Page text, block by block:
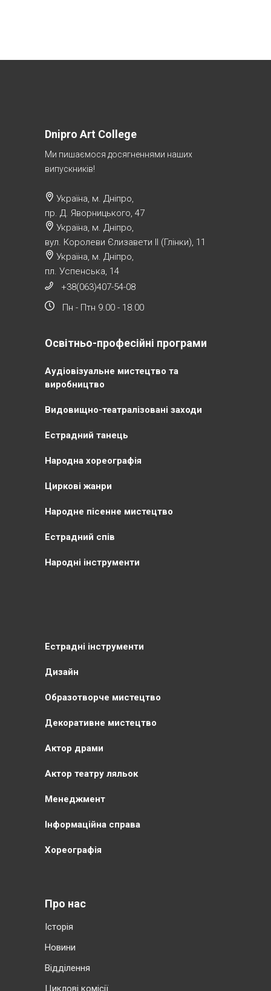
Dnipro Art College
Ми пишаємося досягненнями наших
випускників!
Україна, м. Дніпро,
пр. Д. Яворницького, 47
Україна, м. Дніпро,
вул. Королеви Єлизавети ІІ (Глінки), 11
Україна, м. Дніпро,
пл. Успенська, 14
+38(063)407-54-08
Пн - Птн 9.00 - 18.00
Освітньо-професійні програми
Аудіовізуальне мистецтво та
виробництво
Видовищно-театралізовані заходи
Естрадний танець
Народна хореографія
Циркові жанри
Народне пісенне мистецтво
Естрадний спів
Народні інструменти
Естрадні інструменти
Дизайн
Образотворче мистецтво
Декоративне мистецтво
Актор драми
Актор театру ляльок
Менеджмент
Інформаційна справа
Хореографія
Про нас
Історія
Новини
Відділення
Циклові комісії